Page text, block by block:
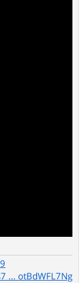
... otBdWFL7Ng